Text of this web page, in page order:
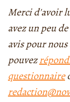
Merci d'avoir
avez un peu
avis pour
pouvez
questionnaire